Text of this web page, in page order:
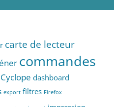
carte de lecteur
commandes
Cyclope dashboard
export filtres Firefox